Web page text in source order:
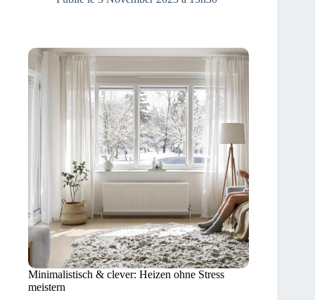
Minimalistisch & clever: Heizen ohne Stress
meistern